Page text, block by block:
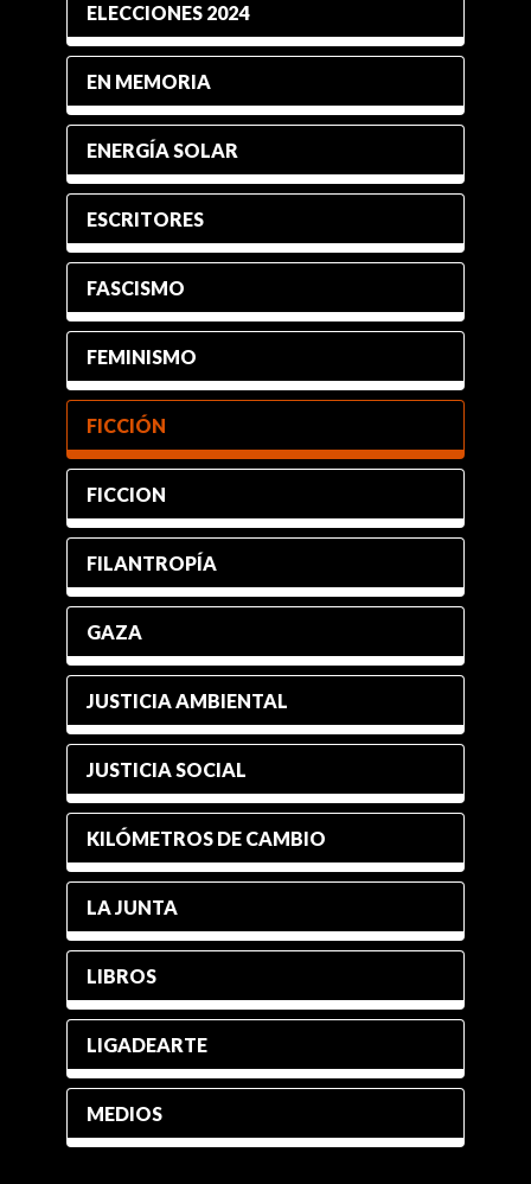
ELECCIONES 2024
EN MEMORIA
ENERGÍA SOLAR
ESCRITORES
FASCISMO
FEMINISMO
FICCIÓN
FICCION
FILANTROPÍA
GAZA
JUSTICIA AMBIENTAL
JUSTICIA SOCIAL
KILÓMETROS DE CAMBIO
LA JUNTA
LIBROS
LIGADEARTE
MEDIOS